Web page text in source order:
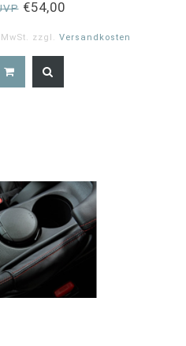
€54,00
zzgl. Versandkosten